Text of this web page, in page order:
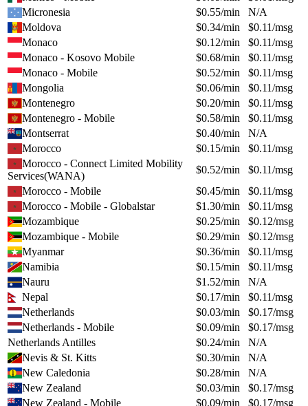
Micronesia
$0.55/min
N/A
Moldova
$0.34/min $0.11/msg
Monaco
$0.12/min $0.11/msg
Monaco - Kosovo Mobile
$0.68/min $0.11/msg
Monaco - Mobile
$0.52/min $0.11/msg
Mongolia
$0.06/min $0.11/msg
Montenegro
$0.20/min $0.11/msg
Montenegro - Mobile
$0.58/min $0.11/msg
Montserrat
$0.40/min
N/A
Morocco
$0.15/min $0.11/msg
Morocco - Connect Limited Mobility
Services(WANA)
$0.52/min $0.11/msg
Morocco - Mobile
$0.45/min $0.11/msg
Morocco - Mobile - Globalstar
$1.30/min $0.11/msg
Mozambique
$0.25/min $0.12/msg
Mozambique - Mobile
$0.29/min $0.12/msg
Myanmar
$0.36/min $0.11/msg
Namibia
$0.15/min $0.11/msg
Nauru
$1.52/min
N/A
Nepal
$0.17/min $0.11/msg
Netherlands
$0.03/min $0.17/msg
Netherlands - Mobile
$0.09/min $0.17/msg
Netherlands Antilles
$0.24/min
N/A
Nevis & St. Kitts
$0.30/min
N/A
New Caledonia
$0.28/min
N/A
New Zealand
$0.03/min $0.17/msg
New Zealand - Mobile
$0.09/min $0.17/msg